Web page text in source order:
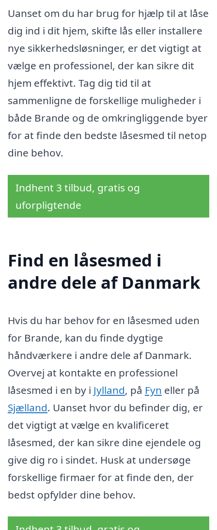
Uanset om du har brug for hjælp til at låse
dig ind i dit hjem, skifte lås eller installere
nye sikkerhedsløsninger, er det vigtigt at
vælge en professionel, der kan sikre dit
hjem effektivt. Tag dig tid til at
sammenligne de forskellige muligheder i
både Brande og de omkringliggende byer
for at finde den bedste låsesmed til netop
dine behov.
Indhent 3 tilbud, gratis og
uforpligtende
Find en låsesmed i
andre dele af Danmark
Hvis du har behov for en låsesmed uden
for Brande, kan du finde dygtige
håndværkere i andre dele af Danmark.
Overvej at kontakte en professionel
låsesmed i en by i Jylland, på Fyn eller på
Sjælland. Uanset hvor du befinder dig, er
det vigtigt at vælge en kvalificeret
låsesmed, der kan sikre dine ejendele og
give dig ro i sindet. Husk at undersøge
forskellige firmaer for at finde den, der
bedst opfylder dine behov.